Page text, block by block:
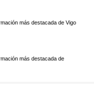
más destacada de Vigo
más destacada de